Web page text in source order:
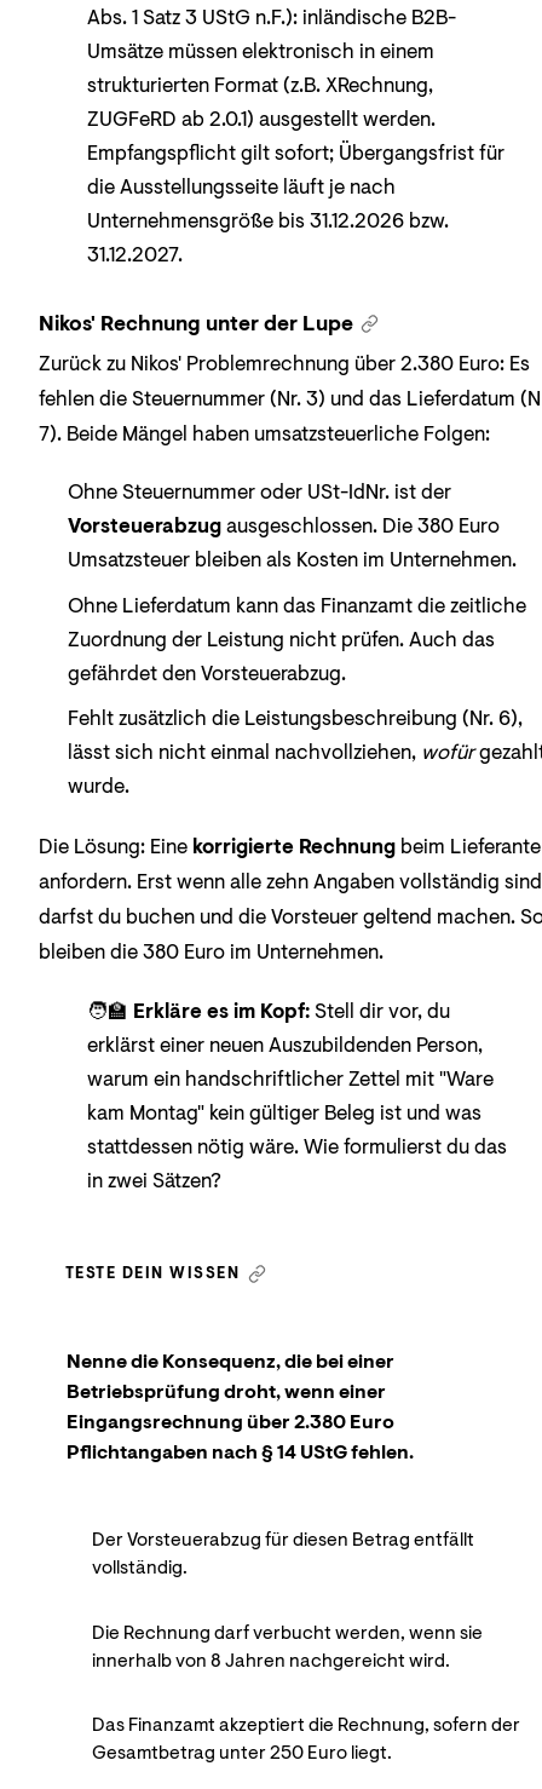
Abs. 1 Satz 3 UStG n.F.): inländische B2B-
Umsätze müssen elektronisch in einem
strukturierten Format (z.B. XRechnung,
ZUGFeRD ab 2.0.1) ausgestellt werden.
Empfangs­pflicht gilt sofort; Übergangsfrist für
die Ausstellungs­seite läuft je nach
Unternehmensgröße bis 31.12.2026 bzw.
31.12.2027.
Nikos' Rechnung unter der Lupe
Zurück zu Nikos' Problemrechnung über 2.380 Euro: Es
fehlen die Steuernummer (Nr. 3) und das Lieferdatum
7). Beide Mängel haben umsatzsteuerliche Folgen:
Ohne Steuernummer oder USt-IdNr. ist der
Vorsteuerabzugausgeschlossen. Die 380 Euro
Umsatzsteuer bleiben als Kosten im Unternehmen.
Ohne Lieferdatum kann das Finanzamt die zeitliche
Zuordnung der Leistung nicht prüfen. Auch das
gefährdet den Vorsteuerabzug.
Fehlt zusätzlich die Leistungsbeschreibung (Nr. 6),
lässt sich nicht einmal nachvollziehen, wofür
wurde.
Die Lösung: Eine korrigierte Rechnung beim
anfordern. Erst wenn alle zehn Angaben vollständig
darfst du buchen und die Vorsteuer geltend machen.
bleiben die 380 Euro im Unternehmen.
🧑‍🏫 Erkläre es im Kopf:Stell dir vor, du
erklärst einer neuen Auszubildenden Person,
warum ein handschriftlicher Zettel mit "Ware
kam Montag" kein gültiger Beleg ist und was
stattdessen nötig wäre. Wie formulierst du das
in zwei Sätzen?
TESTE DEIN WISSEN
Nenne die Konsequenz, die bei einer
Betriebsprüfung droht, wenn einer
Eingangsrechnung über 2.380 Euro
Pflichtangaben nach § 14 UStG fehlen.
Der Vorsteuerabzug für diesen Betrag entfällt
vollständig.
Die Rechnung darf verbucht werden, wenn sie
innerhalb von 8 Jahren nachgereicht wird.
Das Finanzamt akzeptiert die Rechnung, sofern der
Gesamtbetrag unter 250 Euro liegt.